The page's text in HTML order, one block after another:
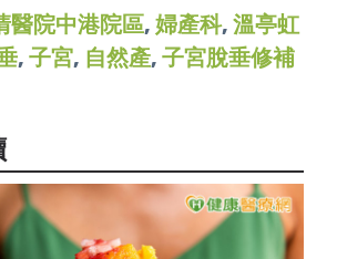
醫院中港院區, 婦產科, 溫亭虹
, 子宮, 自然產, 子宮脫垂修補